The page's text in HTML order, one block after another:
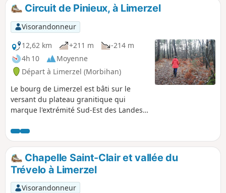
remarquables.
Circuit de Pinieux, à Limerzel
Visorandonneur
12,62 km
+211 m
-214 m
4h 10
Moyenne
Départ à Limerzel (Morbihan)
Le bourg de Limerzel est bâti sur le
versant du plateau granitique qui
marque l'extrémité Sud-Est des Landes
est entaillé par plusieurs cours d'eau
qui y ont façonné un relief plutôt
marqué. Le circuit proposé se
développe autour du massif forestier
qui entoure le château de Pinieux et du
vallon qui le borde au Nord.
Chapelle Saint-Clair et vallée du
Trévelo à Limerzel
Visorandonneur